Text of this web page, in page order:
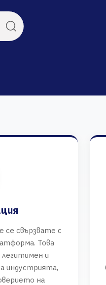
се свързвате с
Това
и
индустрията,
на